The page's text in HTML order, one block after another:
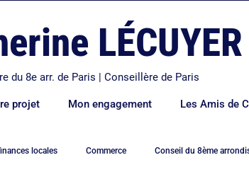
LÉCUYER
du 8e arr. de Paris | Conseillère de Paris
projet Mon engagement Les Amis de
locales Commerce Conseil du 8ème